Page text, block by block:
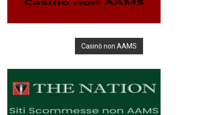
Casinò non AAMS